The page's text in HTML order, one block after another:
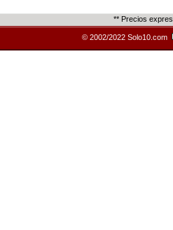
** Precios
© 2002/2022 Solo10.com